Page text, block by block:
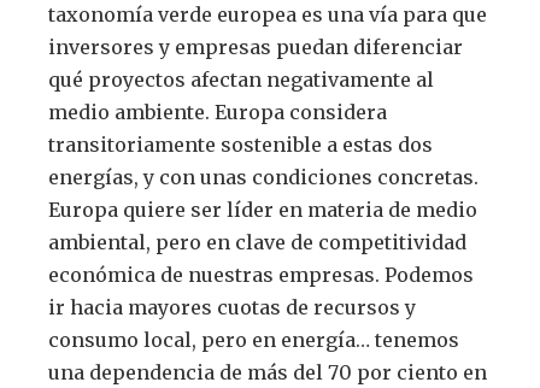
taxonomía verde europea es una vía para que
inversores y empresas puedan diferenciar
qué proyectos afectan negativamente al
medio ambiente. Europa considera
transitoriamente sostenible a estas dos
energías, y con unas condiciones concretas.
Europa quiere ser líder en materia de medio
ambiental, pero en clave de competitividad
económica de nuestras empresas. Podemos
ir hacia mayores cuotas de recursos y
consumo local, pero en energía… tenemos
una dependencia de más del 70 por ciento en